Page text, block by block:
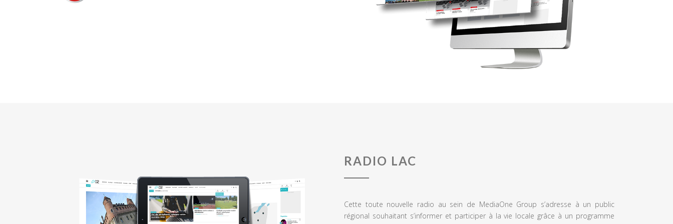
RADIO LAC
Cette toute nouvelle radio au sein de MediaOne Group s’adresse à un public
régional souhaitant s’informer et participer à la vie locale grâce à un programme